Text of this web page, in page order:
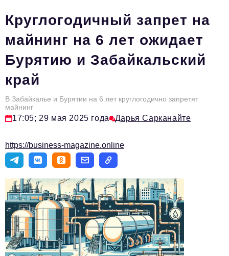
Тема номера
HR
Персона номера
Инфраструктура развития
Технологии и тренды
Туризм
Мероприятия
Видео
Телефон редакции:+7 495 727-01-67
Электронные почты редакции:
Информационный отдел
Круглогодичный запрет на
майнинг на 6 лет ожидает
Бурятию и Забайкальский
край
В Забайкалье и Бурятии на 6 лет круглогодично запретят
майнинг
17:05; 29 мая 2025 года Дарья Сарканайте
https://business-magazine.online